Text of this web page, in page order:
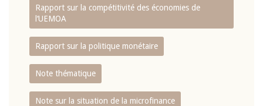
Rapport sur la compétitivité des économies de
l‘UEMOA
Rapport sur la politique monétaire
Note thématique
Note sur la situation de la microfinance